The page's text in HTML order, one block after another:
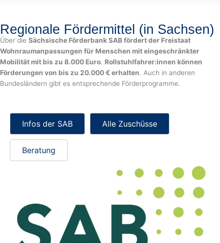
Regionale Fördermittel (in Sachsen)
Über die Sächsische Förderbank SAB fördert der Freistaat
Wohnraumanpassungen für Menschen mit eingeschränkter
Mobilität mit bis zu 8.000 Euro. Rollstuhlfahrer:innen können
Förderungen von bis zu 20.000 € erhalten. Auch in anderen
Bundesländern gibt es entsprechende Förderprogramme.
Infos der SAB Alle Zuschüsse
Beratung